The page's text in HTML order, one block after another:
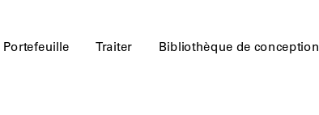
Portefeuille Traiter Bibliothèque de conception